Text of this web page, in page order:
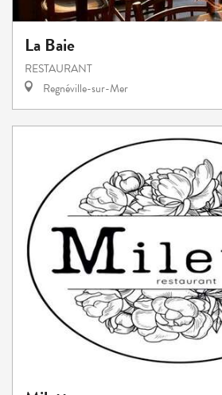
La Baie
RESTAURANT
Regnéville-sur-Mer